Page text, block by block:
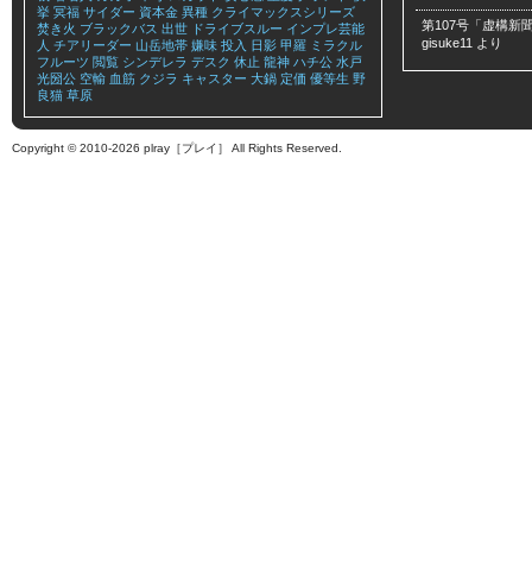
挙 冥福 サイダー 資本金 異種 クライマックスシリーズ
焚き火 ブラックバス 出世 ドライブスルー インプレ芸能
人 チアリーダー 山岳地帯 嫌味 投入 日影 甲羅 ミラクル
フルーツ 閲覧 シンデレラ デスク 休止 龍神 ハチ公 水戸
光圀公 空輸 血筋 クジラ キャスター 大鍋 定価 優等生 野
良猫 草原
第107号「虚構新
gisuke11 より
Copyright © 2010-2026 plray［プレイ］ All Rights Reserved.